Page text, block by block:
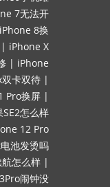
7无法开
iPhone 8换
| iPhone X
| iPhone
卡双待 |
Pro换屏 |
SE2怎么样
12 Pro
池发烫吗
怎么样 |
闹钟没